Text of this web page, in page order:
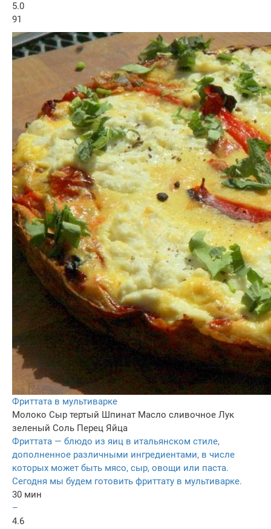
5.0
91
Фриттата в мультиварке
Молоко Сыр тертый Шпинат Масло сливочное Лук
зеленый Соль Перец Яйца
Фриттата — блюдо из яиц в итальянском стиле,
дополненное различными ингредиентами, в числе
которых может быть мясо, сыр, овощи или паста.
Сегодня мы будем готовить фриттату в мультиварке.
30 мин
–
4.6